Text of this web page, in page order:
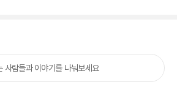
사람들과 이야기를 나눠보세요